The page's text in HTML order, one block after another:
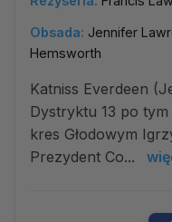
Obsada: Jennifer
Hemsworth
Katniss Everdeen
Dystryktu 13 po tym
kres Głodowym
Prezydent Co...